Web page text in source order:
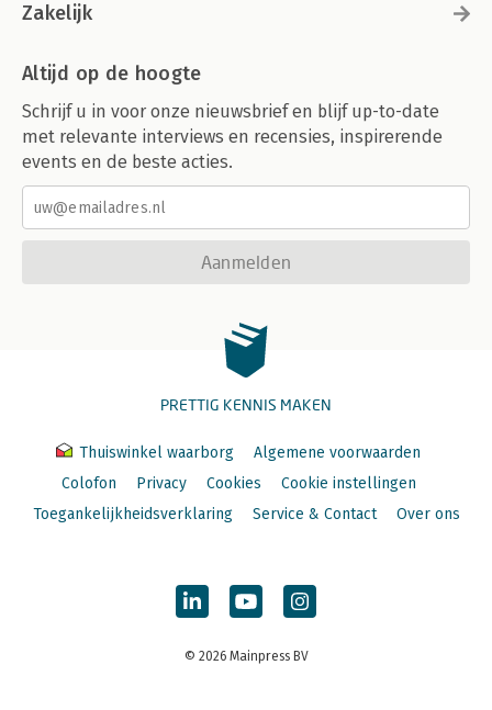
Zakelijk
Altijd op de hoogte
Schrijf u in voor onze nieuwsbrief en blijf up-to-date
met relevante interviews en recensies, inspirerende
events en de beste acties.
Aanmelden
PRETTIG KENNIS MAKEN
Thuiswinkel waarborg
Algemene voorwaarden
Colofon
Privacy Cookies
Cookie instellingen
Toegankelijkheidsverklaring
Service & Contact Over ons
© 2026 Mainpress BV